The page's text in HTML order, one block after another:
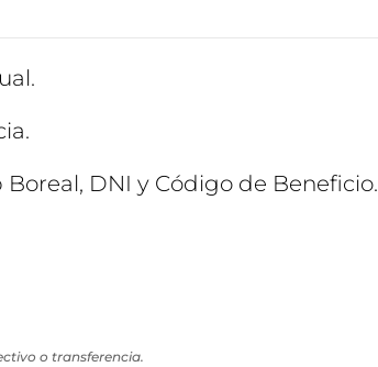
DNI y Código de Beneficio.
o transferencia.